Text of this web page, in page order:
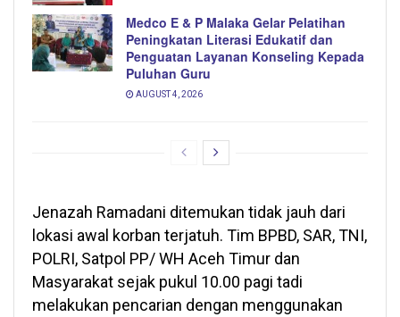
Medco E & P Malaka Gelar Pelatihan
Peningkatan Literasi Edukatif dan
Penguatan Layanan Konseling Kepada
Puluhan Guru
AUGUST 4, 2026
Jenazah Ramadani ditemukan tidak jauh dari
lokasi awal korban terjatuh. Tim BPBD, SAR, TNI,
POLRI, Satpol PP/ WH Aceh Timur dan
Masyarakat sejak pukul 10.00 pagi tadi
melakukan pencarian dengan menggunakan